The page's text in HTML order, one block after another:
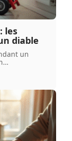
les
diable
un
…